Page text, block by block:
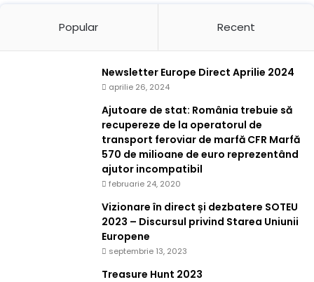
Popular Recent
Newsletter Europe Direct Aprilie 2024
aprilie 26, 2024
Ajutoare de stat: România trebuie să
recupereze de la operatorul de
transport feroviar de marfă CFR Marfă
570 de milioane de euro reprezentând
ajutor incompatibil
februarie 24, 2020
Vizionare în direct și dezbatere SOTEU
2023 – Discursul privind Starea Uniunii
Europene
septembrie 13, 2023
Treasure Hunt 2023